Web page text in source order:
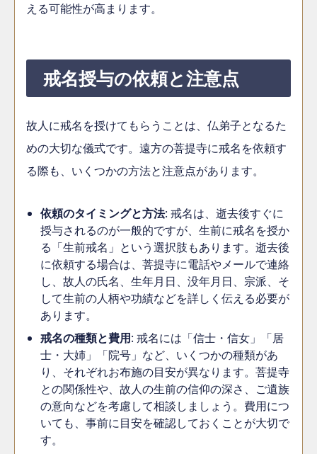
える可能性が高まります。
戒名授与の依頼と注意点
故人に戒名を授けてもらうことは、仏弟子となるた
めの大切な儀式です。遠方の菩提寺に戒名を依頼す
る際も、いくつかの方法と注意点があります。
依頼のタイミングと方法: 戒名は、逝去後すぐに
授与されるのが一般的ですが、生前に戒名を授か
る「生前戒名」という選択肢もあります。逝去後
に依頼する場合は、菩提寺に電話やメールで連絡
し、故人の氏名、生年月日、没年月日、宗派、そ
して生前の人柄や功績などを詳しく伝える必要が
あります。
戒名の種類と費用: 戒名には「信士・信女」「居
士・大姉」「院号」など、いくつかの種類があ
り、それぞれお布施の目安が異なります。菩提寺
との関係性や、故人の生前の信仰の深さ、ご遺族
の意向などを考慮して相談しましょう。費用につ
いても、事前に目安を確認しておくことが大切で
す。